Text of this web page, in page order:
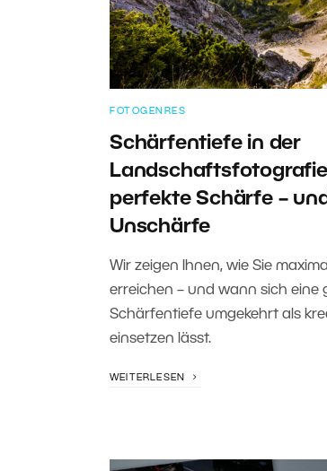
FOTOGENRES
Schärfentiefe in der
perfekte Schärfe –
Unschärfe
Wir zeigen Ihnen, wie Sie
erreichen – und wann sich eine
Schärfentiefe umgekehrt als
einsetzen lässt.
WEITERLESEN